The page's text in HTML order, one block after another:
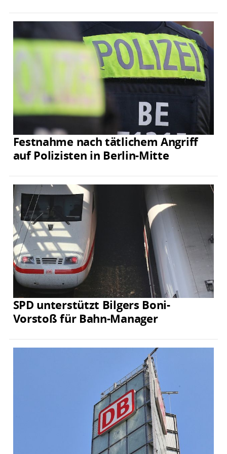
Festnahme nach tätlichem Angriff
auf Polizisten in Berlin-Mitte
SPD unterstützt Bilgers Boni-
Vorstoß für Bahn-Manager